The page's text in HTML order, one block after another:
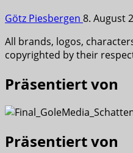
Götz Piesbergen 8. August
All brands, logos,
copyrighted by their
Präsentiert von
Präsentiert von